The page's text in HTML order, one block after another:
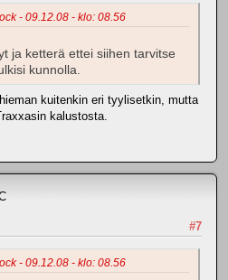
- 09.12.08 - klo: 08.56
ja ketterä ettei siihen tarvitse
kunnolla.
kuitenkin eri tyylisetkin, mutta
kalustosta.
#7
- 09.12.08 - klo: 08.56